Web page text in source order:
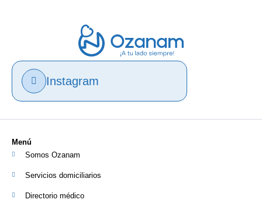
Instagram
Menú
Somos Ozanam
Servicios domiciliarios
Directorio médico